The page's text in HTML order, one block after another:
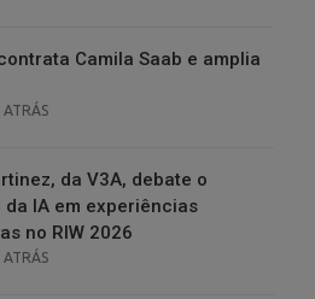
Camila Saab e amplia
ATRÁS
da V3A, debate o
da IA em experiências
no RIW 2026
ATRÁS